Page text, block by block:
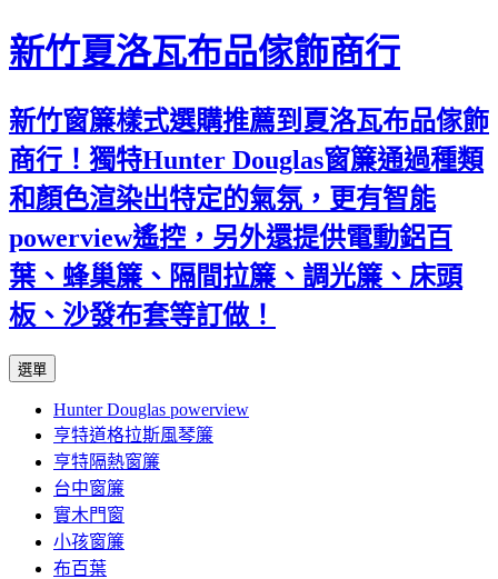
新竹夏洛瓦布品傢飾商行
新竹窗簾樣式選購推薦到夏洛瓦布品傢飾
商行！獨特Hunter Douglas窗簾通過種類
和顏色渲染出特定的氣氛，更有智能
powerview遙控，另外還提供電動鋁百
葉、蜂巢簾、隔間拉簾、調光簾、床頭
板、沙發布套等訂做！
選單
內
容
Hunter Douglas powerview
亨特道格拉斯風琴簾
亨特隔熱窗簾
台中窗簾
實木門窗
小孩窗簾
布百葉